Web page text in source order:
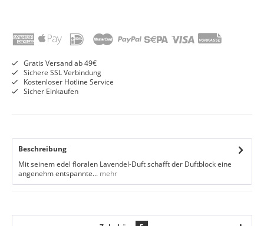
Gratis Versand ab 49€
Sichere SSL Verbindung
Kostenloser Hotline Service
Sicher Einkaufen
Beschreibung
Mit seinem edel floralen Lavendel-Duft schafft der Duftblock eine
angenehm entspannte... mehr